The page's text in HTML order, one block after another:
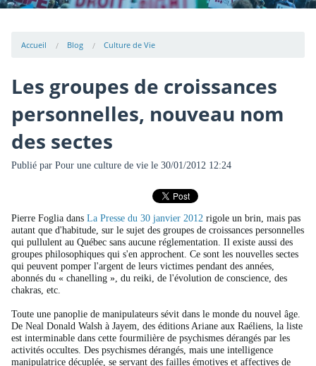
Accueil Blog Culture de Vie
Les groupes de croissances
personnelles, nouveau nom
des sectes
Publié par Pour une culture de viele 30/01/2012 12:24
Pierre Foglia dans La Presse du 30 janvier 2012 rigole un brin, mais pas
autant que d'habitude, sur le sujet des groupes de croissances personnelles
qui pullulent au Québec sans aucune réglementation. Il existe aussi des
groupes philosophiques qui s'en approchent. Ce sont les nouvelles sectes
qui peuvent pomper l'argent de leurs victimes pendant des années,
abonnés du « chanelling », du reiki, de l'évolution de conscience, des
chakras, etc.
Toute une panoplie de manipulateurs sévit dans le monde du nouvel âge.
De Neal Donald Walsh à Jayem, des éditions Ariane aux Raéliens, la liste
est interminable dans cette fourmilière de psychismes dérangés par les
activités occultes. Des psychismes dérangés, mais une intelligence
manipulatrice décuplée, se servant des failles émotives et affectives de